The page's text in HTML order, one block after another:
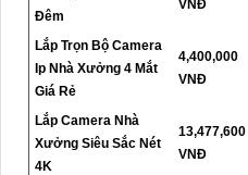
Đêm
VNĐ
Lắp Trọn Bộ Camera
Ip Nhà Xưởng 4 Mắt
Giá Rẻ
4,400,000
VNĐ
Lắp Camera Nhà
Xưởng Siêu Sắc Nét
4K
13,477,600
VNĐ